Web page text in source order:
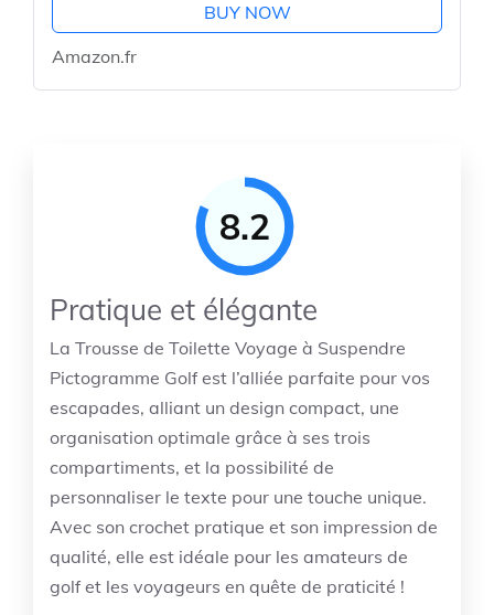
BUY NOW
Amazon.fr
8.2
Pratique et élégante
La Trousse de Toilette Voyage à Suspendre
Pictogramme Golf est l’alliée parfaite pour vos
escapades, alliant un design compact, une
organisation optimale grâce à ses trois
compartiments, et la possibilité de
personnaliser le texte pour une touche unique.
Avec son crochet pratique et son impression de
qualité, elle est idéale pour les amateurs de
golf et les voyageurs en quête de praticité !